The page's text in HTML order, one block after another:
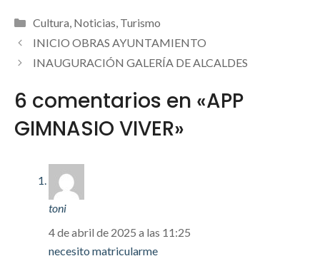
Categorías
Cultura, Noticias, Turismo
INICIO OBRAS AYUNTAMIENTO
INAUGURACIÓN GALERÍA DE ALCALDES
6 comentarios en «APP
GIMNASIO VIVER»
toni
4 de abril de 2025 a las 11:25
necesito matricularme